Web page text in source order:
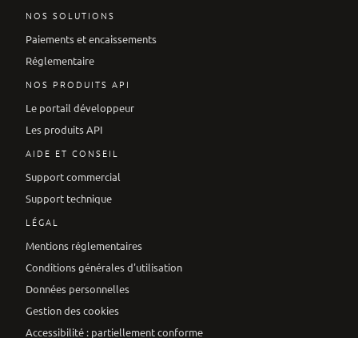
NOS SOLUTIONS
Paiements et encaissements
Réglementaire
NOS PRODUITS API
Le portail développeur
Les produits API
AIDE ET CONSEIL
Support commercial
Support technique
LÉGAL
Mentions réglementaires
Conditions générales d'utilisation
Données personnelles
Gestion des cookies
Accessibilité : partiellement conforme